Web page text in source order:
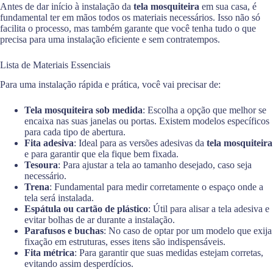
Antes de dar início à instalação da tela mosquiteira em sua casa, é
fundamental ter em mãos todos os materiais necessários. Isso não só
facilita o processo, mas também garante que você tenha tudo o que
precisa para uma instalação eficiente e sem contratempos.
Lista de Materiais Essenciais
Para uma instalação rápida e prática, você vai precisar de:
Tela mosquiteira sob medida: Escolha a opção que melhor se
encaixa nas suas janelas ou portas. Existem modelos específicos
para cada tipo de abertura.
Fita adesiva: Ideal para as versões adesivas da tela mosquiteira
e para garantir que ela fique bem fixada.
Tesoura: Para ajustar a tela ao tamanho desejado, caso seja
necessário.
Trena: Fundamental para medir corretamente o espaço onde a
tela será instalada.
Espátula ou cartão de plástico: Útil para alisar a tela adesiva e
evitar bolhas de ar durante a instalação.
Parafusos e buchas: No caso de optar por um modelo que exija
fixação em estruturas, esses itens são indispensáveis.
Fita métrica: Para garantir que suas medidas estejam corretas,
evitando assim desperdícios.